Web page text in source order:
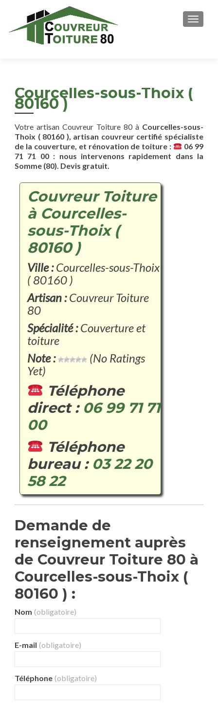
Courcelles-sous-Thoix (
80160 )
Votre artisan Couvreur Toiture 80 à Courcelles-sous-
Thoix ( 80160 ), artisan couvreur certifié spécialiste
de la couverture, et rénovation de toiture :
06 99
71 71 00 : nous intervenons rapidement dans la
Somme (80). Devis gratuit.
Couvreur Toiture
à Courcelles-
sous-Thoix (
80160 )
Ville :Courcelles-sous-Thoix
( 80160 )
Artisan :Couvreur Toiture
80
Spécialité :Couverture et
toiture
Note :
(No Ratings
Yet)
Téléphone
direct : 06 99 71 71
00
Téléphone
bureau : 03 22 20
58 22
Demande de
renseignement auprès
de Couvreur Toiture 80 à
Courcelles-sous-Thoix (
80160 ) :
Nom (obligatoire)
E-mail (obligatoire)
Téléphone (obligatoire)